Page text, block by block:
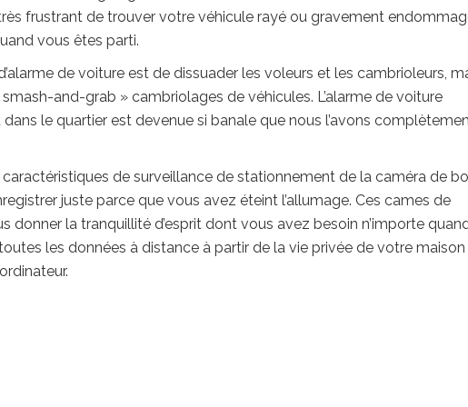
frustrant de trouver votre véhicule rayé ou gravement
vous êtes parti.
de voiture est de dissuader les voleurs et les cambrioleurs,
smash-and-grab » cambriolages de véhicules. L’alarme de voiture
le quartier est devenue si banale que nous l’avons
de surveillance de stationnement de la caméra de
juste parce que vous avez éteint l’allumage. Ces cames de
la tranquillité d’esprit dont vous avez besoin n’importe
les données à distance à partir de la vie privée de votre maison